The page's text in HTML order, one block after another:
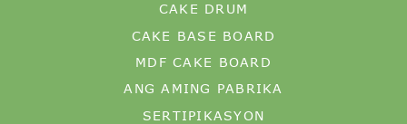
CAKE DRUM
CAKE BASE BOARD
MDF CAKE BOARD
ANG AMING PABRIKA
SERTIPIKASYON